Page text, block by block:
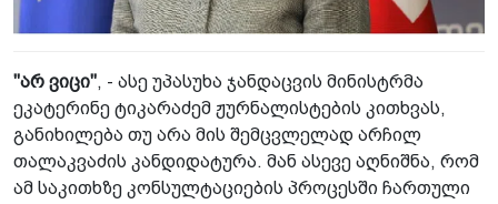
"არ ვიცი", - ასე უპასუხა ჯანდაცვის მინისტრმა
ეკატერინე ტიკარაძემ ჟურნალისტების კითხვას,
განიხილება თუ არა მის შემცვლელად არჩილ
თალაკვაძის კანდიდატურა. მან ასევე აღნიშნა, რომ
ამ საკითხზე კონსულტაციების პროცესში ჩართული